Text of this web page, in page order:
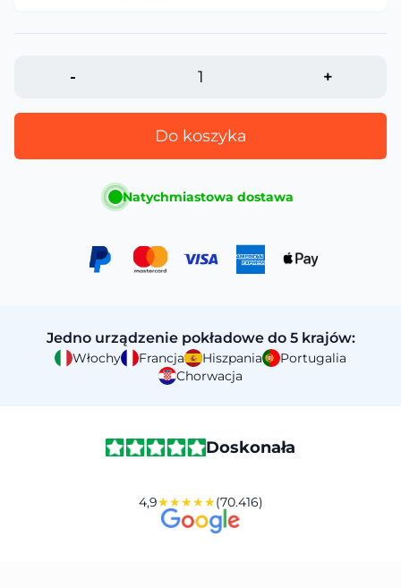
- +
Do koszyka
Natychmiastowa dostawa
Jedno urządzenie pokładowe do 5 krajów:
Włochy Francja Hiszpania
Portugalia
Chorwacja
Doskonała
4,9★★★★★(70.416)